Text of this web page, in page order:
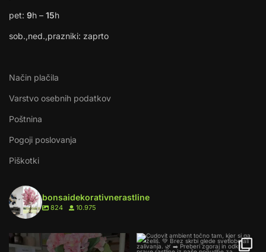
pet: 9h – 15h
sob.,ned.,prazniki: zaprto
Način plačila
Varstvo osebnih podatkov
Poštnina
Pogoji poslovanja
Piškotki
bonsaidekorativnerastline
824 10.975